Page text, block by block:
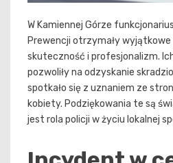
W Kamiennej Górze
Prewencji otrzymały
skuteczność i profesjonalizm.
pozwoliły na odzyskanie
spotkało się z uznaniem ze
kobiety. Podziękowania te są
jest rola policji w życiu lokalnej